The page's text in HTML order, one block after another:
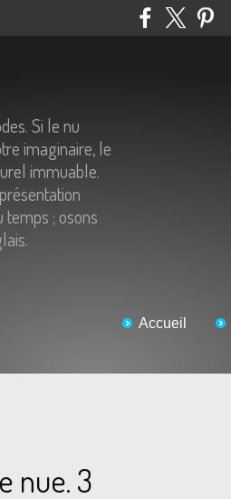
Si le nu
imaginaire, le
immuable.
temps ; osons
Accueil
nue. 3